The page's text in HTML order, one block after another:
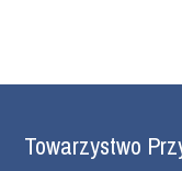
Towarzystwo